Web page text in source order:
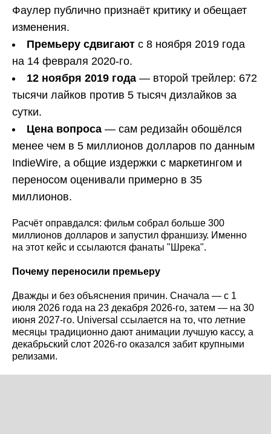
Фаулер публично признаёт критику и обещает
изменения.
Премьеру сдвигают с 8 ноября 2019 года
на 14 февраля 2020-го.
12 ноября 2019 года — второй трейлер: 672
тысячи лайков против 5 тысяч дизлайков за
сутки.
Цена вопроса — сам редизайн обошёлся
менее чем в 5 миллионов долларов по данным
IndieWire, а общие издержки с маркетингом и
переносом оценивали примерно в 35
миллионов.
Расчёт оправдался: фильм собрал больше 300
миллионов долларов и запустил франшизу. Именно
на этот кейс и ссылаются фанаты "Шрека".
Почему переносили премьеру
Дважды и без объяснения причин. Сначала — с 1
июля 2026 года на 23 декабря 2026-го, затем — на 30
июня 2027-го. Universal ссылается на то, что летние
месяцы традиционно дают анимации лучшую кассу, а
декабрьский слот 2026-го оказался забит крупными
релизами.